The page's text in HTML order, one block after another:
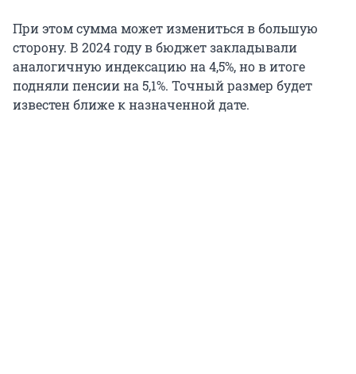
При этом сумма может измениться в большую
сторону. В 2024 году в бюджет закладывали
аналогичную индексацию на 4,5%, но в итоге
подняли пенсии на 5,1%. Точный размер будет
известен ближе к назначенной дате.